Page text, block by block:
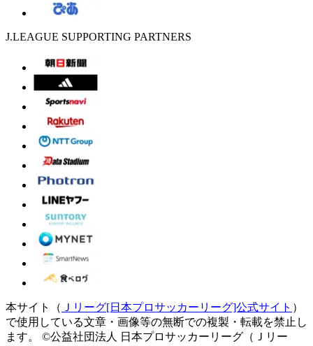
J.LEAGUE SUPPORTING PARTNERS
本サイト（ Ｊリーグ[日本プロサッカーリーグ]公式サイト ）
で使用している文章・画像等の無断での複製・転載を禁止し
ます。
©公益社団法人 日本プロサッカーリーグ（Ｊリー